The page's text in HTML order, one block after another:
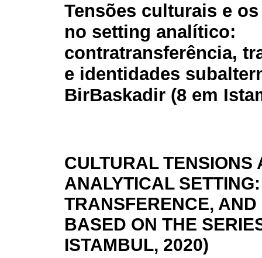
Tensões culturais e
no setting analítico:
contratransferência,
e identidades
BirBaskadir (8 em
CULTURAL TENSIONS
ANALYTICAL
TRANSFERENCE,
BASED ON THE
ISTAMBUL, 2020)